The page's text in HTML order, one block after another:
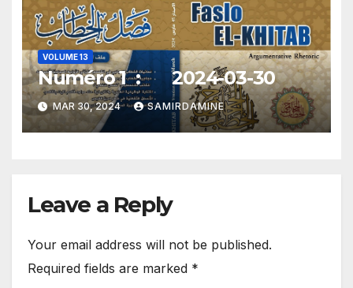
VOLUME 13
Numéro 1 : 2024-03-30
MAR 30, 2024 SAMIRDAMINE
Leave a Reply
Your email address will not be published.
Required fields are marked *